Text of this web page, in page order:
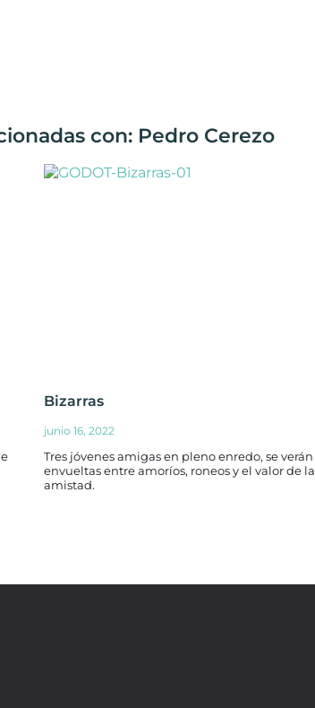
con: Pedro Cerezo
Bizarras
junio 16, 2022
Tres jóvenes amigas en pleno enredo, se verán
envueltas entre amoríos, roneos y el valor de la
amistad.